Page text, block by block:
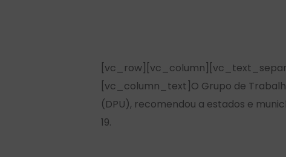
[vc_column_text]O Grupo de
(DPU), recomendou a estados e
19.